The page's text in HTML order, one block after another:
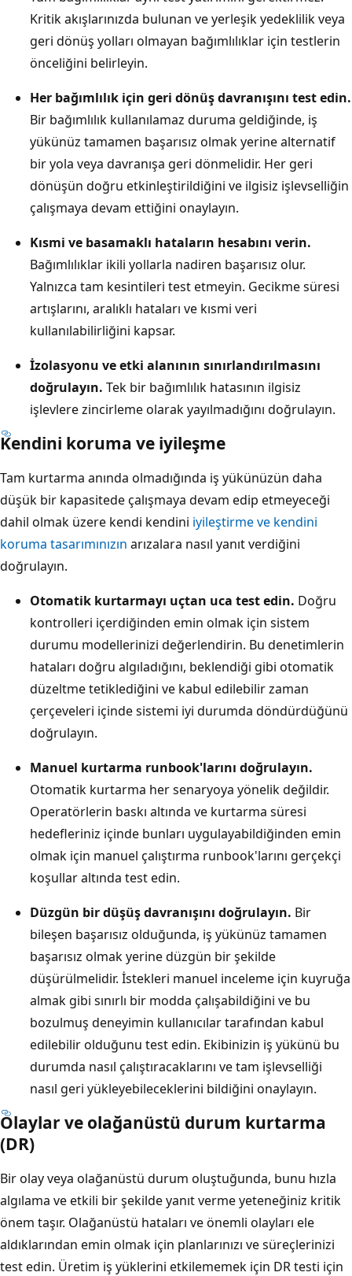
Kritik akışlarınızda bulunan ve yerleşik yedeklilik veya
geri dönüş yolları olmayan bağımlılıklar için testlerin
önceliğini belirleyin.
Her bağımlılık için geri dönüş davranışını test edin.
Bir bağımlılık kullanılamaz duruma geldiğinde, iş
yükünüz tamamen başarısız olmak yerine alternatif
bir yola veya davranışa geri dönmelidir. Her geri
dönüşün doğru etkinleştirildiğini ve ilgisiz işlevselliğin
çalışmaya devam ettiğini onaylayın.
Kısmi ve basamaklı hataların hesabını verin.
Bağımlılıklar ikili yollarla nadiren başarısız olur.
Yalnızca tam kesintileri test etmeyin. Gecikme süresi
artışlarını, aralıklı hataları ve kısmi veri
kullanılabilirliğini kapsar.
İzolasyonu ve etki alanının sınırlandırılmasını
doğrulayın. Tek bir bağımlılık hatasının ilgisiz
işlevlere zincirleme olarak yayılmadığını doğrulayın.
Kendini koruma ve iyileşme
Tam kurtarma anında olmadığında iş yükünüzün daha
düşük bir kapasitede çalışmaya devam edip etmeyeceği
dahil olmak üzere kendi kendini iyileştirme ve kendini
koruma tasarımınızın arızalara nasıl yanıt verdiğini
doğrulayın.
Otomatik kurtarmayı uçtan uca test edin. Doğru
kontrolleri içerdiğinden emin olmak için sistem
durumu modellerinizi değerlendirin. Bu denetimlerin
hataları doğru algıladığını, beklendiği gibi otomatik
düzeltme tetiklediğini ve kabul edilebilir zaman
çerçeveleri içinde sistemi iyi durumda döndürdüğünü
doğrulayın.
Manuel kurtarma runbook'larını doğrulayın.
Otomatik kurtarma her senaryoya yönelik değildir.
Operatörlerin baskı altında ve kurtarma süresi
hedefleriniz içinde bunları uygulayabildiğinden emin
olmak için manuel çalıştırma runbook'larını gerçekçi
koşullar altında test edin.
Düzgün bir düşüş davranışını doğrulayın. Bir
bileşen başarısız olduğunda, iş yükünüz tamamen
başarısız olmak yerine düzgün bir şekilde
düşürülmelidir. İstekleri manuel inceleme için kuyruğa
almak gibi sınırlı bir modda çalışabildiğini ve bu
bozulmuş deneyimin kullanıcılar tarafından kabul
edilebilir olduğunu test edin. Ekibinizin iş yükünü bu
durumda nasıl çalıştıracaklarını ve tam işlevselliği
nasıl geri yükleyebileceklerini bildiğini onaylayın.
Olaylar ve olağanüstü durum kurtarma
(DR)
Bir olay veya olağanüstü durum oluştuğunda, bunu hızla
algılama ve etkili bir şekilde yanıt verme yeteneğiniz kritik
önem taşır. Olağanüstü hataları ve önemli olayları ele
aldıklarından emin olmak için planlarınızı ve süreçlerinizi
test edin. Üretim iş yüklerini etkilememek için DR testi için